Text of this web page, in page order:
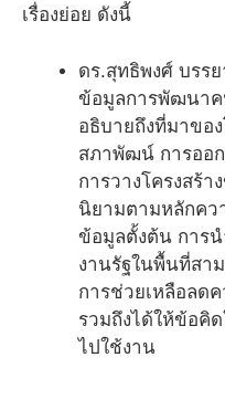
เรื่องย่อย ดังนี้
ดร.สุทธิพงศ์ บรร
ข้อมูลการพัฒนาค
อธิบายถึงที่มาขอ
สภาพัฒน์ การออ
การวางโครงสร้า
นิยามตามหลักคว
ข้อมูลตั้งต้น การ
งานรัฐในพื้นที่สา
การช่วยเหลือลด
รวมถึงได้ให้ข้อคิ
ไปใช้งาน